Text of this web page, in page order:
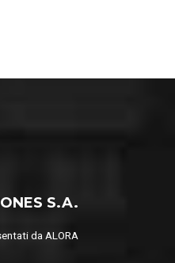
S.A.
da ALORA